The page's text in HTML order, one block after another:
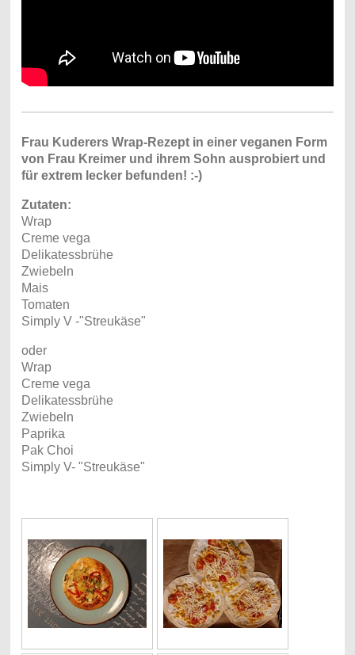
Frau Kuderers Wrap-Rezept in einer veganen Form
von Frau Kreimer und ihrem Sohn ausprobiert und
für extrem lecker befunden! :-)
Zutaten:
Wrap
Creme vega
Delikatessbrühe
Zwiebeln
Mais
Tomaten
Simply V -"Streukäse"
oder
Wrap
Creme vega
Delikatessbrühe
Zwiebeln
Paprika
Pak Choi
Simply V- "Streukäse"